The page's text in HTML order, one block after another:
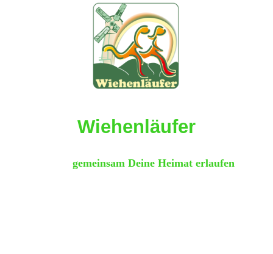
Wiehenläufer
gemeinsam Deine Heimat erlaufen